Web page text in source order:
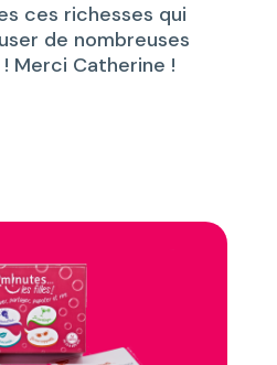
ces richesses qui
de nombreuses
Merci Catherine !